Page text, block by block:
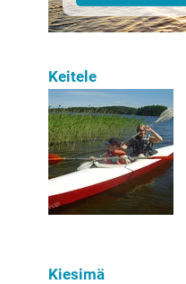
Keitele
Kiesimä